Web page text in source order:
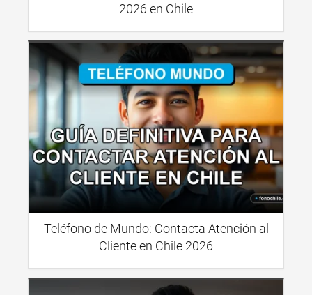
2026 en Chile
Teléfono de Mundo: Contacta Atención al
Cliente en Chile 2026